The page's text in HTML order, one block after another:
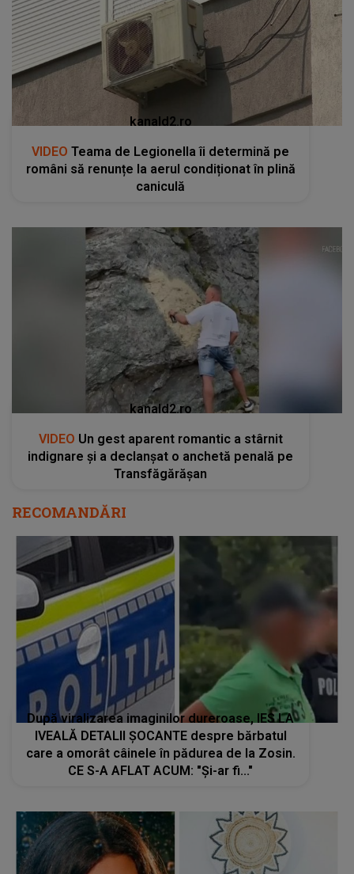
kanald2.ro
VIDEO Teama de Legionella îi determină pe
români să renunțe la aerul condiționat în plină
caniculă
kanald2.ro
VIDEO Un gest aparent romantic a stârnit
indignare și a declanșat o anchetă penală pe
Transfăgărășan
RECOMANDĂRI
După viralizarea imaginilor dureroase, IES LA
IVEALĂ DETALII ȘOCANTE despre bărbatul
care a omorât câinele în pădurea de la Zosin.
CE S-A AFLAT ACUM: "Și-ar fi..."